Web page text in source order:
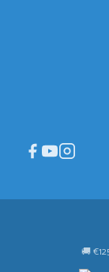
🚚